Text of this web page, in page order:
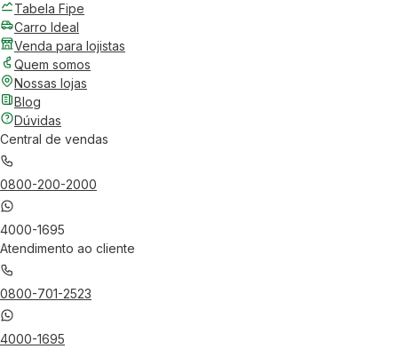
Tabela Fipe
Carro Ideal
Venda para lojistas
Quem somos
Nossas lojas
Blog
Dúvidas
Central de vendas
0800-200-2000
4000-1695
Atendimento ao cliente
0800-701-2523
4000-1695